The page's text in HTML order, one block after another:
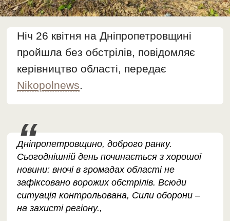
Ніч 26 квітня на Дніпропетровщині
пройшла без обстрілів, повідомляє
керівництво області, передає
Nikopolnews.
Дніпропетровщино, доброго ранку.
Сьогоднішній день починається з хорошої
новини: вночі в громадах області не
зафіксовано ворожих обстрілів. Всюди
ситуація контрольована, Сили оборони –
на захисті регіону.,